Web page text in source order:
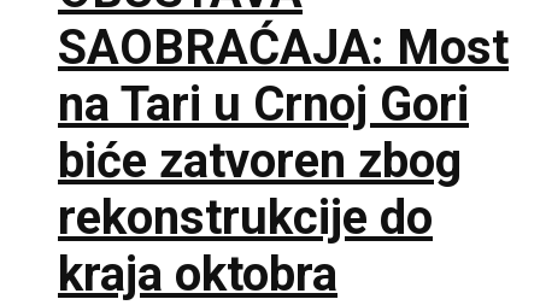
SAOBRAĆAJA: Most
na Tari u Crnoj Gori
biće zatvoren zbog
rekonstrukcije do
kraja oktobra